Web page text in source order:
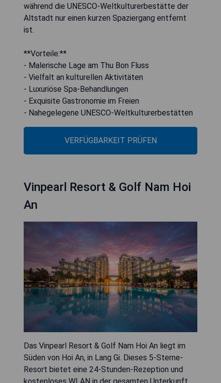
während die UNESCO-Weltkulturerbestätte der
Altstadt nur einen kurzen Spaziergang entfernt
ist.
**Vorteile:**
- Malerische Lage am Thu Bon Fluss
- Vielfalt an kulturellen Aktivitäten
- Luxuriöse Spa-Behandlungen
- Exquisite Gastronomie im Freien
- Nahegelegene UNESCO-Weltkulturerbestätten
VERFÜGBARKEIT PRÜFEN
Vinpearl Resort & Golf Nam Hoi
An
Das Vinpearl Resort & Golf Nam Hoi An liegt im
Süden von Hoi An, in Lang Gi. Dieses 5-Sterne-
Resort bietet eine 24-Stunden-Rezeption und